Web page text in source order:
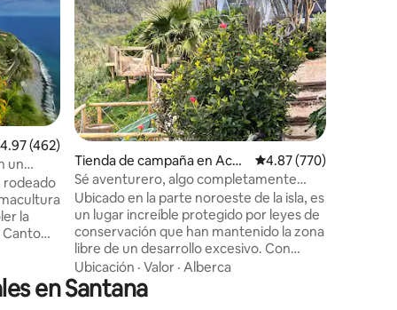
promedio: 4.97 de 5; 462 evaluaciones
4.97 (462)
un
rodeado
la
Canto
Anjos,
frescas.
Tienda de campaña en Acha
das da Cruz
Calificación promedio:
4.87 (770)
Sé aventurero, algo completamente
diferente
Ubicado en la parte noroeste de la isla, es
un lugar increíble protegido por leyes de
conservación que han mantenido la zona
libre de un desarrollo excesivo. Con
vistas épicas a la montaña y al mar (las
fotos no le hacen justicia), las tiendas de
campaña se encuentran a 450 metros
Ubicación · Valor · Alberca
en Santana